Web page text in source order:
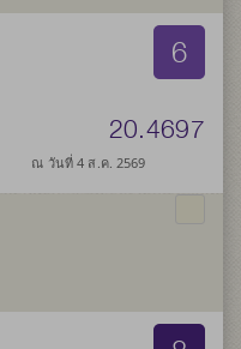
6
20.4697
ณ วันที่ 4 ส.ค. 2569